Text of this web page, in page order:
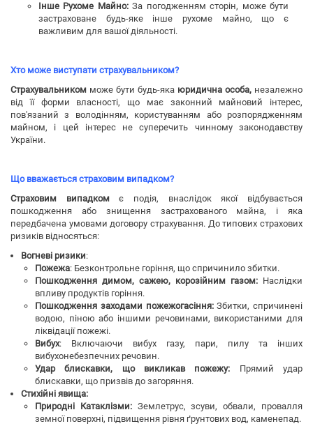
Інше Рухоме Майно:За погодженням сторін, може бути
застраховане будь-яке інше рухоме майно, що є
важливим для вашої діяльності.
Хто може виступати страхувальником?
Страхувальником може бути будь-яка юридична особа, незалежно
від її форми власності, що має законний майновий інтерес,
пов'язаний з володінням, користуванням або розпорядженням
майном, і цей інтерес не суперечить чинному законодавству
України.
Що вважається страховим випадком?
Страховим випадкомє подія, внаслідок якої відбувається
пошкодження або знищення застрахованого майна, і яка
передбачена умовами договору страхування. До типових страхових
ризиків відносяться:
Вогневі ризики:
Пожежа: Безконтрольне горіння, що спричинило збитки.
Пошкодження димом, сажею, корозійним газом: Наслідки
впливу продуктів горіння.
Пошкодження заходами пожежогасіння:Збитки, спричинені
водою, піною або іншими речовинами, використаними для
ліквідації пожежі.
Вибух: Включаючи вибух газу, пари, пилу та інших
вибухонебезпечних речовин.
Удар блискавки, що викликав пожежу: Прямий удар
блискавки, що призвів до загоряння.
Стихійні явища:
Природні Катаклізми:Землетрус, зсуви, обвали, провалля
земної поверхні, підвищення рівня ґрунтових вод, каменепад.